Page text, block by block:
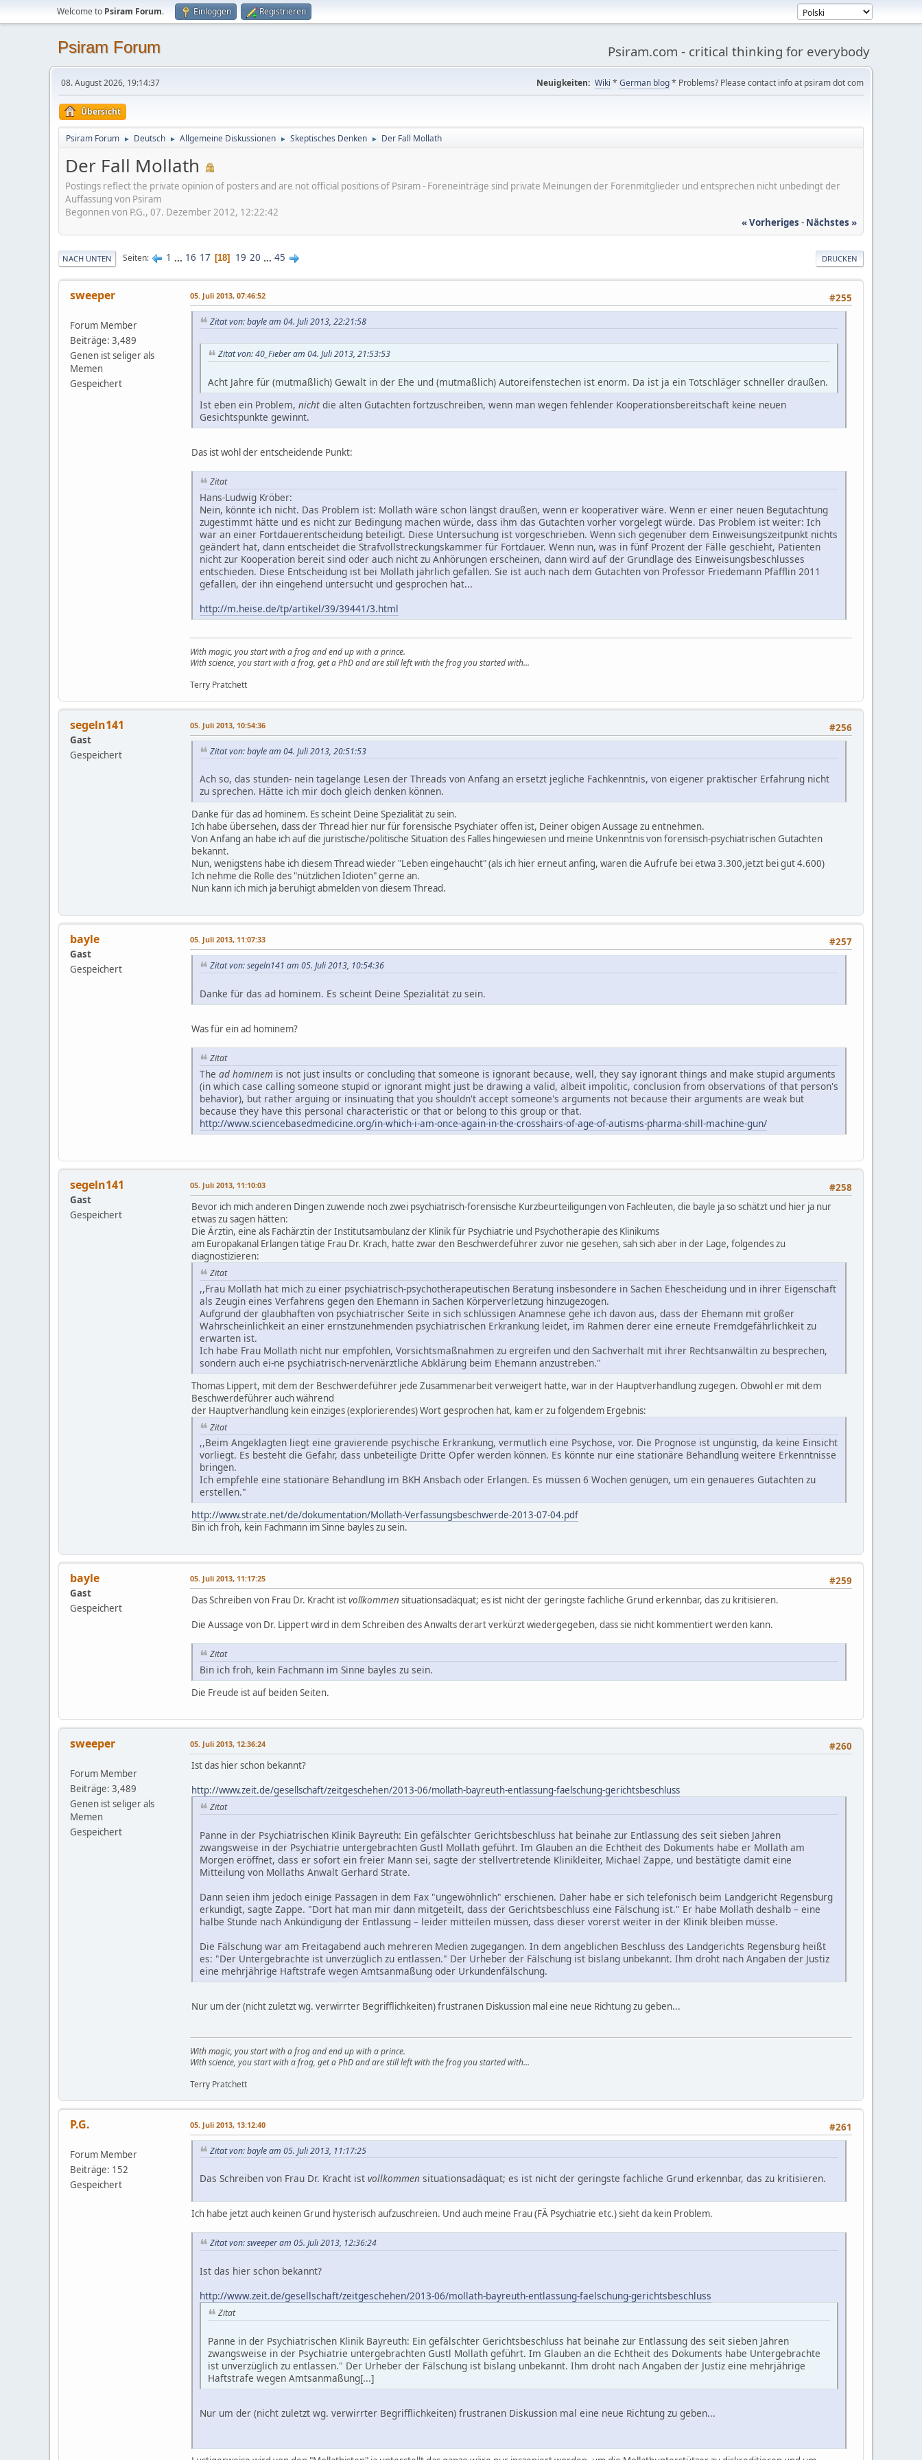
Welcome to Psiram Forum. Einloggen Registrieren
Psiram Forum Psiram.com - critical thinking for everybody
08. August 2026, 19:14:37 Neuigkeiten: Wiki * German blog* Problems? Please contact info at psiram dot com
Übersicht
Psiram Forum ► Deutsch ► Allgemeine Diskussionen ► Skeptisches Denken ► Der Fall Mollath
Der Fall Mollath
Postings reflect the private opinion of posters and are not official positions of Psiram - Foreneinträge sind private Meinungen der Forenmitglieder und entsprechen nicht unbedingt der
Auffassung von Psiram
Begonnen von P.G., 07. Dezember 2012, 12:22:42
« Vorheriges - Nächstes »
DRUCKEN
NACH UNTEN Seiten 1 ... 16 17 18 19 20 ... 45
sweeper
Forum Member
Beiträge: 3,489
Genen ist seliger als
Memen
Gespeichert
#255
05. Juli 2013, 07:46:52
Zitat von: bayle am 04. Juli 2013, 22:21:58
Zitat von: 40_Fieber am 04. Juli 2013, 21:53:53
Acht Jahre für (mutmaßlich) Gewalt in der Ehe und (mutmaßlich) Autoreifenstechen ist enorm. Da ist ja ein Totschläger schneller draußen.
Ist eben ein Problem, nicht die alten Gutachten fortzuschreiben, wenn man wegen fehlender Kooperationsbereitschaft keine neuen
Gesichtspunkte gewinnt.
Das ist wohl der entscheidende Punkt:
Zitat
Hans-Ludwig Kröber:
Nein, könnte ich nicht. Das Problem ist: Mollath wäre schon längst draußen, wenn er kooperativer wäre. Wenn er einer neuen Begutachtung
zugestimmt hätte und es nicht zur Bedingung machen würde, dass ihm das Gutachten vorher vorgelegt würde. Das Problem ist weiter: Ich
war an einer Fortdauerentscheidung beteiligt. Diese Untersuchung ist vorgeschrieben. Wenn sich gegenüber dem Einweisungszeitpunkt nichts
geändert hat, dann entscheidet die Strafvollstreckungskammer für Fortdauer. Wenn nun, was in fünf Prozent der Fälle geschieht, Patienten
nicht zur Kooperation bereit sind oder auch nicht zu Anhörungen erscheinen, dann wird auf der Grundlage des Einweisungsbeschlusses
entschieden. Diese Entscheidung ist bei Mollath jährlich gefallen. Sie ist auch nach dem Gutachten von Professor Friedemann Pfäfflin 2011
gefallen, der ihn eingehend untersucht und gesprochen hat...
http://m.heise.de/tp/artikel/39/39441/3.html
With magic, you start with a frog and end up with a prince.
With science, you start with a frog, get a PhD and are still left with the frog you started with...
Terry Pratchett
segeln141
Gast
Gespeichert
#256
05. Juli 2013, 10:54:36
Zitat von: bayle am 04. Juli 2013, 20:51:53
Ach so, das stunden- nein tagelange Lesen der Threads von Anfang an ersetzt jegliche Fachkenntnis, von eigener praktischer Erfahrung nicht
zu sprechen. Hätte ich mir doch gleich denken können.
Danke für das ad hominem. Es scheint Deine Spezialität zu sein.
Ich habe übersehen, dass der Thread hier nur für forensische Psychiater offen ist, Deiner obigen Aussage zu entnehmen.
Von Anfang an habe ich auf die juristische/politische Situation des Falles hingewiesen und meine Unkenntnis von forensisch-psychiatrischen Gutachten
bekannt.
Nun, wenigstens habe ich diesem Thread wieder "Leben eingehaucht" (als ich hier erneut anfing, waren die Aufrufe bei etwa 3.300,jetzt bei gut 4.600)
Ich nehme die Rolle des "nützlichen Idioten" gerne an.
Nun kann ich mich ja beruhigt abmelden von diesem Thread.
bayle
Gast
Gespeichert
#257
05. Juli 2013, 11:07:33
Zitat von: segeln141 am 05. Juli 2013, 10:54:36
Danke für das ad hominem. Es scheint Deine Spezialität zu sein.
Was für ein ad hominem?
Zitat
The ad hominem is not just insults or concluding that someone is ignorant because, well, they say ignorant things and make stupid arguments
(in which case calling someone stupid or ignorant might just be drawing a valid, albeit impolitic, conclusion from observations of that person's
behavior), but rather arguing or insinuating that you shouldn't accept someone's arguments not because their arguments are weak but
because they have this personal characteristic or that or belong to this group or that.
http://www.sciencebasedmedicine.org/in-which-i-am-once-again-in-the-crosshairs-of-age-of-autisms-pharma-shill-machine-gun/
segeln141
Gast
Gespeichert
#258
05. Juli 2013, 11:10:03
Bevor ich mich anderen Dingen zuwende noch zwei psychiatrisch-forensische Kurzbeurteiligungen von Fachleuten, die bayle ja so schätzt und hier ja nur
etwas zu sagen hätten:
Die Ärztin, eine als Fachärztin der Institutsambulanz der Klinik für Psychiatrie und Psychotherapie des Klinikums
am Europakanal Erlangen tätige Frau Dr. Krach, hatte zwar den Beschwerdeführer zuvor nie gesehen, sah sich aber in der Lage, folgendes zu
diagnostizieren:
Zitat
,,Frau Mollath hat mich zu einer psychiatrisch-psychotherapeutischen Beratung insbesondere in Sachen Ehescheidung und in ihrer Eigenschaft
als Zeugin eines Verfahrens gegen den Ehemann in Sachen Körperverletzung hinzugezogen.
Aufgrund der glaubhaften von psychiatrischer Seite in sich schlüssigen Anamnese gehe ich davon aus, dass der Ehemann mit großer
Wahrscheinlichkeit an einer ernstzunehmenden psychiatrischen Erkrankung leidet, im Rahmen derer eine erneute Fremdgefährlichkeit zu
erwarten ist.
Ich habe Frau Mollath nicht nur empfohlen, Vorsichtsmaßnahmen zu ergreifen und den Sachverhalt mit ihrer Rechtsanwältin zu besprechen,
sondern auch ei-ne psychiatrisch-nervenärztliche Abklärung beim Ehemann anzustreben."
Thomas Lippert, mit dem der Beschwerdeführer jede Zusammenarbeit verweigert hatte, war in der Hauptverhandlung zugegen. Obwohl er mit dem
Beschwerdeführer auch während
der Hauptverhandlung kein einziges (explorierendes) Wort gesprochen hat, kam er zu folgendem Ergebnis:
Zitat
,,Beim Angeklagten liegt eine gravierende psychische Erkrankung, vermutlich eine Psychose, vor. Die Prognose ist ungünstig, da keine Einsicht
vorliegt. Es besteht die Gefahr, dass unbeteiligte Dritte Opfer werden können. Es könnte nur eine stationäre Behandlung weitere Erkenntnisse
bringen.
Ich empfehle eine stationäre Behandlung im BKH Ansbach oder Erlangen. Es müssen 6 Wochen genügen, um ein genaueres Gutachten zu
erstellen."
http://www.strate.net/de/dokumentation/Mollath-Verfassungsbeschwerde-2013-07-04.pdf
Bin ich froh, kein Fachmann im Sinne bayles zu sein.
bayle
Gast
Gespeichert
#259
05. Juli 2013, 11:17:25
Das Schreiben von Frau Dr. Kracht istvollkommen situationsadäquat; es ist nicht der geringste fachliche Grund erkennbar, das zu kritisieren.
Die Aussage von Dr. Lippert wird in dem Schreiben des Anwalts derart verkürzt wiedergegeben, dass sie nicht kommentiert werden kann.
Zitat
Bin ich froh, kein Fachmann im Sinne bayles zu sein.
Die Freude ist auf beiden Seiten.
sweeper
Forum Member
Beiträge: 3,489
Genen ist seliger als
Memen
Gespeichert
#260
05. Juli 2013, 12:36:24
Ist das hier schon bekannt?
http://www.zeit.de/gesellschaft/zeitgeschehen/2013-06/mollath-bayreuth-entlassung-faelschung-gerichtsbeschluss
Zitat
Panne in der Psychiatrischen Klinik Bayreuth: Ein gefälschter Gerichtsbeschluss hat beinahe zur Entlassung des seit sieben Jahren
zwangsweise in der Psychiatrie untergebrachten Gustl Mollath geführt. Im Glauben an die Echtheit des Dokuments habe er Mollath am
Morgen eröffnet, dass er sofort ein freier Mann sei, sagte der stellvertretende Klinikleiter, Michael Zappe, und bestätigte damit eine
Mitteilung von Mollaths Anwalt Gerhard Strate.
Dann seien ihm jedoch einige Passagen in dem Fax "ungewöhnlich" erschienen. Daher habe er sich telefonisch beim Landgericht Regensburg
erkundigt, sagte Zappe. "Dort hat man mir dann mitgeteilt, dass der Gerichtsbeschluss eine Fälschung ist." Er habe Mollath deshalb – eine
halbe Stunde nach Ankündigung der Entlassung – leider mitteilen müssen, dass dieser vorerst weiter in der Klinik bleiben müsse.
Die Fälschung war am Freitagabend auch mehreren Medien zugegangen. In dem angeblichen Beschluss des Landgerichts Regensburg heißt
es: "Der Untergebrachte ist unverzüglich zu entlassen." Der Urheber der Fälschung ist bislang unbekannt. Ihm droht nach Angaben der Justiz
eine mehrjährige Haftstrafe wegen Amtsanmaßung oder Urkundenfälschung.
Nur um der (nicht zuletzt wg. verwirrter Begrifflichkeiten) frustranen Diskussion mal eine neue Richtung zu geben...
With magic, you start with a frog and end up with a prince.
With science, you start with a frog, get a PhD and are still left with the frog you started with...
Terry Pratchett
P.G.
Forum Member
Beiträge: 152
Gespeichert
#261
05. Juli 2013, 13:12:40
Zitat von: bayle am 05. Juli 2013, 11:17:25
Das Schreiben von Frau Dr. Kracht ist vollkommen situationsadäquat; es ist nicht der geringste fachliche Grund erkennbar, das zu kritisieren.
Ich habe jetzt auch keinen Grund hysterisch aufzuschreien. Und auch meine Frau (FÄ Psychiatrie etc.) sieht da kein Problem.
Zitat von: sweeper am 05. Juli 2013, 12:36:24
Ist das hier schon bekannt?
http://www.zeit.de/gesellschaft/zeitgeschehen/2013-06/mollath-bayreuth-entlassung-faelschung-gerichtsbeschluss
Zitat
Panne in der Psychiatrischen Klinik Bayreuth: Ein gefälschter Gerichtsbeschluss hat beinahe zur Entlassung des seit sieben Jahren
zwangsweise in der Psychiatrie untergebrachten Gustl Mollath geführt. Im Glauben an die Echtheit des Dokuments habe Untergebrachte
ist unverzüglich zu entlassen." Der Urheber der Fälschung ist bislang unbekannt. Ihm droht nach Angaben der Justiz eine mehrjährige
Haftstrafe wegen Amtsanmaßung[...]
Nur um der (nicht zuletzt wg. verwirrter Begrifflichkeiten) frustranen Diskussion mal eine neue Richtung zu geben...